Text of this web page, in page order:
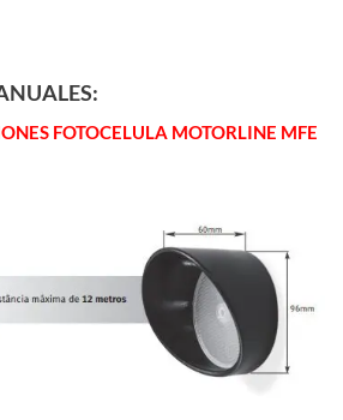
FOTOCELULA MOTORLINE MFE